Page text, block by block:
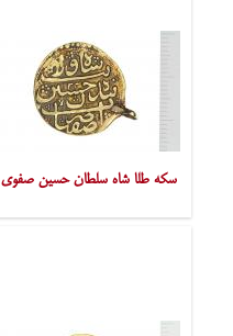
سکه طلا شاه سلطان حسین صفوی